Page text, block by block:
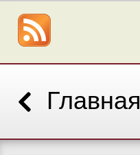
Главная